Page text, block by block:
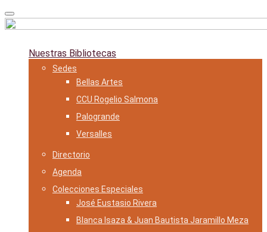
Skip
to
content
Nuestras Bibliotecas
Sedes
Bellas Artes
CCU Rogelio Salmona
Palogrande
Versalles
Directorio
Agenda
Colecciones Especiales
José Eustasio Rivera
Blanca Isaza & Juan Bautista Jaramillo Meza